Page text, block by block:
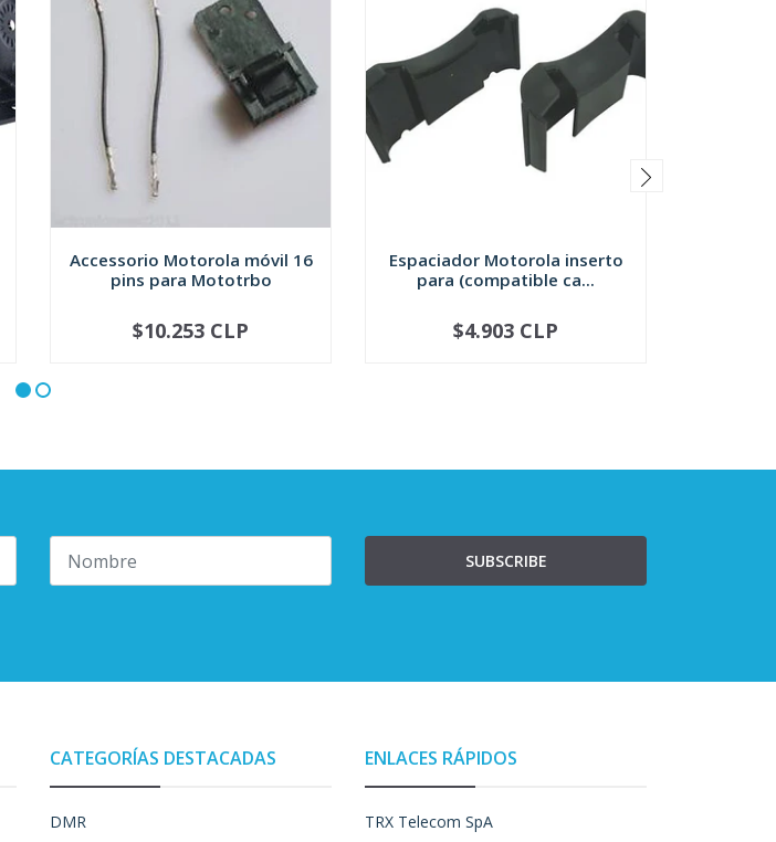
Accessorio Motorola móvil 16
pins para Mototrbo
+
$10.253 CLP
Espaciador Motorola inserto
para (compatible ca...
+
$4.903 CLP
SUBSCRIBE
CATEGORÍAS DESTACADAS
DMR
ENLACES RÁPIDOS
TRX Telecom SpA